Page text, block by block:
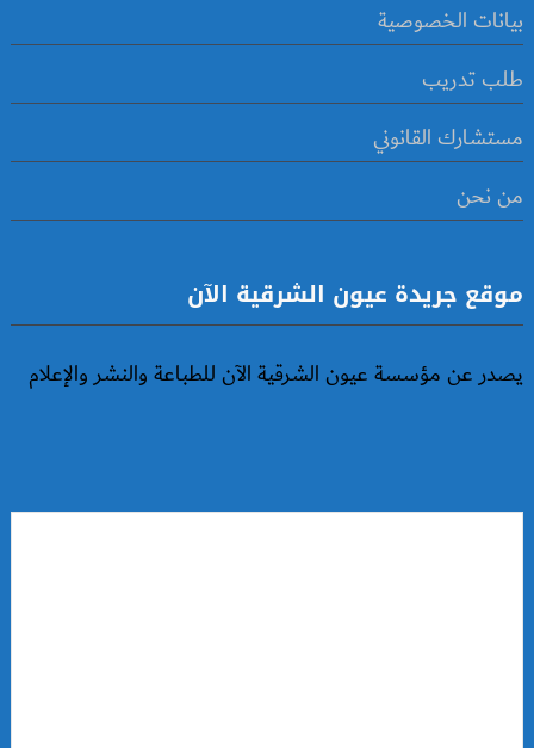
بيانات الخصوصية
طلب تدريب
مستشارك القانوني
من نحن
موقع جريدة عيون الشرقية الآن
يصدر عن مؤسسة عيون الشرقية الآن للطباعة والنشر والإعلام